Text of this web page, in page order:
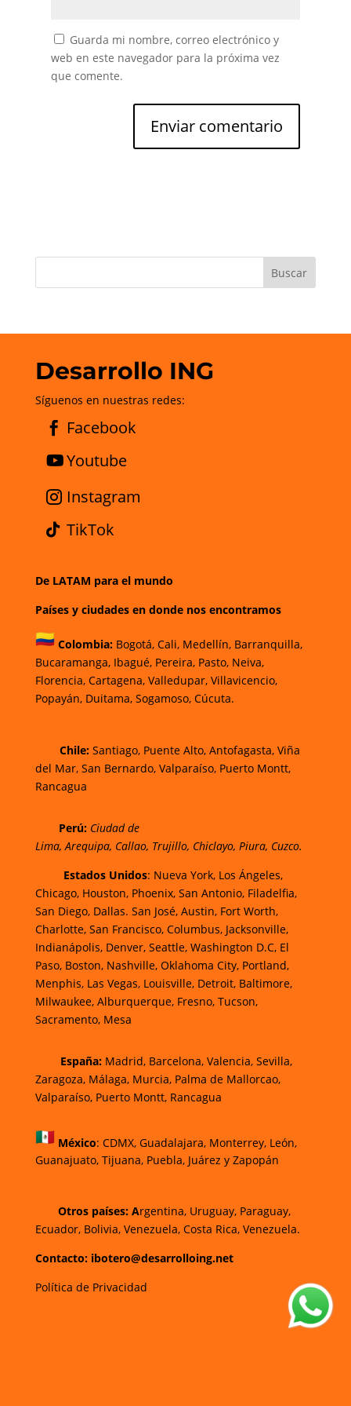
Guarda mi nombre, correo electrónico y
web en este navegador para la próxima vez
que comente.
Desarrollo ING
Síguenos en nuestras redes:
Facebook
Youtube
Instagram
TikTok
De LATAM para el mundo
Países y ciudades en donde nos encontramos
Colombia: Bogotá,Cali, Medellín, Barranquilla,
Bucaramanga,Ibagué,Pereira,Pasto, Neiva,
Florencia, Cartagena, Valledupar, Villavicencio,
Popayán, Duitama, Sogamoso, Cúcuta.
Chile:Santiago, Puente Alto, Antofagasta, Viña
del Mar, San Bernardo, Valparaíso, Puerto Montt,
Rancagua
Perú: Ciudad de
Lima, Arequipa, Callao, Trujillo, Chiclayo, Piura, Cuzco.
Estados Unidos: Nueva York, Los Ángeles,
Chicago, Houston, Phoenix, San Antonio, Filadelfia,
San Diego, Dallas. San José, Austin, Fort Worth,
Charlotte, San Francisco, Columbus, Jacksonville,
Indianápolis, Denver, Seattle, Washington D.C, El
Paso, Boston, Nashville, Oklahoma City, Portland,
Menphis, Las Vegas, Louisville, Detroit, Baltimore,
Milwaukee, Alburquerque, Fresno, Tucson,
Sacramento, Mesa
España: Madrid, Barcelona, Valencia, Sevilla,
Zaragoza, Málaga, Murcia, Palma de Mallorcao,
Valparaíso, Puerto Montt, Rancagua
México: CDMX, Guadalajara, Monterrey, León,
Guanajuato, Tijuana, Puebla, Juárez y Zapopán
Otros países: Argentina, Uruguay, Paraguay,
Ecuador, Bolivia, Venezuela, Costa Rica, Venezuela.
Contacto: ibotero@desarrolloing.net
Política de Privacidad
w